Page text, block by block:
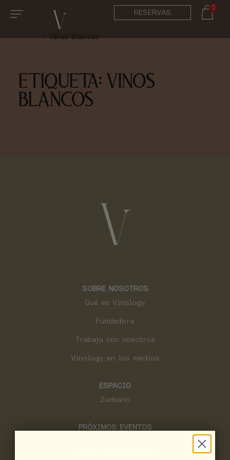
RESERVAS
0
Inicio/Vinos Blancos
ETIQUETA: VINOS
BLANCOS
SOBRE NOSOTROS
Qué es Vinology
Fundadora
Trabaja con nosotros
Vinology en los medios
ESPACIO
Zurbano
PRÓXIMOS EVENTOS